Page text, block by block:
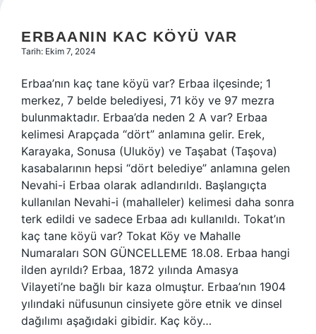
ERBAANIN KAC KÖYÜ VAR
Tarih: Ekim 7, 2024
Erbaa’nın kaç tane köyü var? Erbaa ilçesinde; 1
merkez, 7 belde belediyesi, 71 köy ve 97 mezra
bulunmaktadır. Erbaa’da neden 2 A var? Erbaa
kelimesi Arapçada “dört” anlamına gelir. Erek,
Karayaka, Sonusa (Uluköy) ve Taşabat (Taşova)
kasabalarının hepsi “dört belediye” anlamına gelen
Nevahi-i Erbaa olarak adlandırıldı. Başlangıçta
kullanılan Nevahi-i (mahalleler) kelimesi daha sonra
terk edildi ve sadece Erbaa adı kullanıldı. Tokat’ın
kaç tane köyü var? Tokat Köy ve Mahalle
Numaraları SON GÜNCELLEME 18.08. Erbaa hangi
ilden ayrıldı? Erbaa, 1872 yılında Amasya
Vilayeti’ne bağlı bir kaza olmuştur. Erbaa’nın 1904
yılındaki nüfusunun cinsiyete göre etnik ve dinsel
dağılımı aşağıdaki gibidir. Kaç köy…